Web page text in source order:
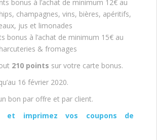
bonus à l’achat de minimum 12€ au
champagnes, vins, bières, apéritifs,
jus et limonades
bonus à l’achat de minimum 15€ au
& fromages
210 points sur votre carte bonus.
16 février 2020.
bon par offre et par client.
et imprimez vos coupons de